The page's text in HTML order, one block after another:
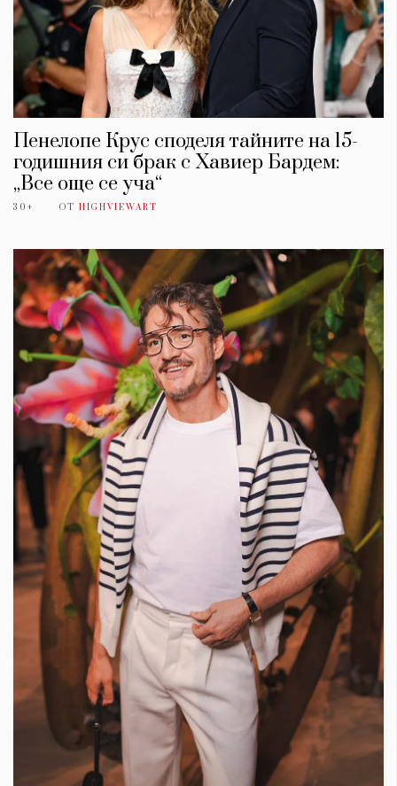
Пенелопе Крус споделя тайните на 15-
годишния си брак с Хавиер Бардем:
„Все още се уча“
30+ ОТ HIGHVIEWART